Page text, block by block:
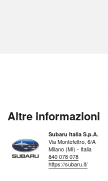
Altre informazioni
Subaru Italia S.p.A.
Via Montefeltro, 6/A
Milano (MI) - Italia
840 078 078
https://subaru.it/